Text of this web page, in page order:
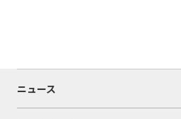
ニュース